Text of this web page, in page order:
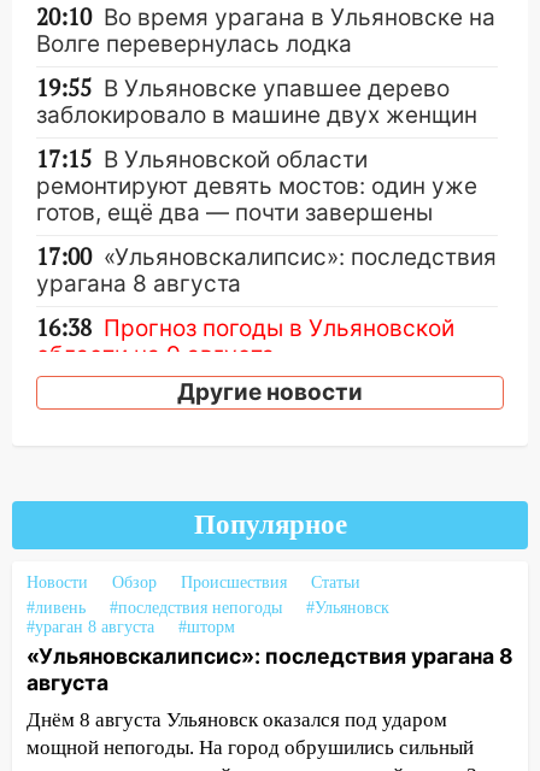
20:10 Во время урагана в Ульяновске на
Волге перевернулась лодка
19:55 В Ульяновске упавшее дерево
заблокировало в машине двух женщин
17:15 В Ульяновской области
ремонтируют девять мостов: один уже
готов, ещё два — почти завершены
17:00 «Ульяновскалипсис»: последствия
урагана 8 августа
16:38 Прогноз погоды в Ульяновской
области на 9 августа
16:34
Из-за мощной непогоды в
16:17 Мелекесский район первым в
Ульяновской области намолотил более
100 тысяч тонн зерна
15:17
В колледжи и техникумы
Ульяновской области подали более 10
тысяч заявлений
15:04 Фоторепортаж с улиц Ульяновска
после шторма: поваленные деревья и
затопленные улицы
Другие новости
Популярное
Новости Обзор Происшествия
Статьи
#ливень
#последствия непогоды
#Ульяновск
#ураган 8 августа
#шторм
«Ульяновскалипсис»: последствия урагана 8
августа
Днём 8 августа Ульяновск оказался под ударом
мощной непогоды. На город обрушились сильный